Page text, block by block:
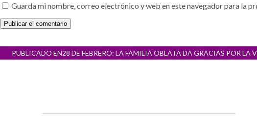
Guarda mi nombre, correo electrónico y web en este navegador para la
Navegación
de
PUBLICADO EN28 DE FEBRERO: LA FAMILIA OBLATA DA GRACIAS POR LA